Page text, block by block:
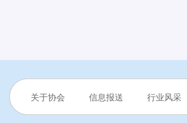
关于协会 信息报送 行业风采